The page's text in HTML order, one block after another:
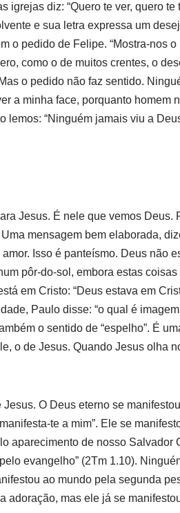
igrejas diz: “Quero te ver, quero
e sua letra expressa um
o pedido de Felipe. “Mostra-nos
como o de muitos crentes, o
o pedido não faz sentido.
a minha face, porquanto homem
lemos: “Ninguém jamais viu a
Jesus. É nele que vemos Deus.
mensagem bem elaborada,
Isso é panteísmo. Deus não
pôr-do-sol, embora estas
em Cristo: “Deus estava em
Paulo disse: “o qual é
o sentido de “espelho”. É
o de Jesus. Quando Jesus olha
Jesus. O Deus eterno se
te a mim”. Ele se
aparecimento de nosso Salvador
evangelho” (2Tm 1.10).
ao mundo pela segunda
adoração, mas ele já se